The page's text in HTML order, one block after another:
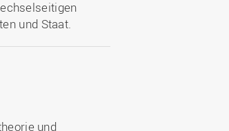
und Staat.
und